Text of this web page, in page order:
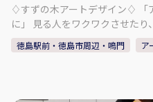
♢すずの木アートデザイン♢ 「
に」 見る人をワクワクさせたり、幸せな気持ちにしたり、アー
トの持つ力は無限です。 チョー
と人とのつながりを大切にし、
徳島駅前・徳島市周辺・鳴門 ア